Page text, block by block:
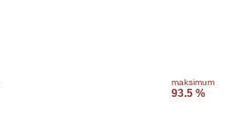
maksimum
93.5 %